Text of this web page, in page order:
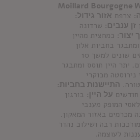
Moillard Bourgogne
צרפת אזור גידול:
זן ענבים: שרדונה
יצור: כמחצית מהיין
בחביות אלון
בגילאים שונים למשך 10
יתר היין תוסס ומתבגר
נירוסטה מבוקרי
התיישנות בחביות:
על היין: בורגון
המופק מענבי
מכרמים באזור המאקון.
רבה ושילוב נהדר
לעוצמה.